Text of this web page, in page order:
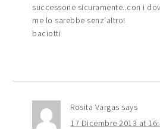
successone sicuramente..con i
me lo sarebbe senz'altro!
baciotti
Rosita Vargas says
17 Dicembre 2013 at